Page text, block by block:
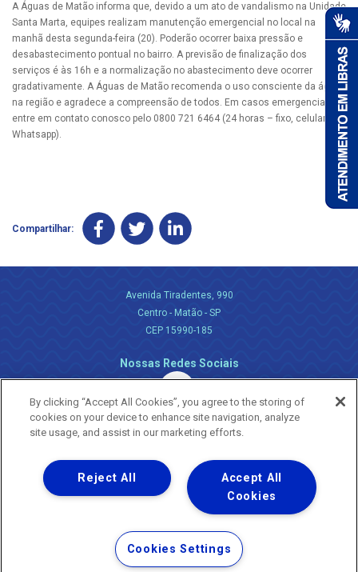
A Águas de Matão informa que, devido a um ato de vandalismo na Unidade
Santa Marta, equipes realizam manutenção emergencial no local na
manhã desta segunda-feira (20). Poderão ocorrer baixa pressão e
desabastecimento pontual no bairro. A previsão de finalização dos
serviços é às 16h e a normalização no abastecimento deve ocorrer
gradativamente. A Águas de Matão recomenda o uso consciente da água
na região e agradece a compreensão de todos. Em casos emergenciais,
entre em contato conosco pelo 0800 721 6464 (24 horas – fixo, celular e
Whatsapp).
Compartilhar:
Avenida Tiradentes, 990
Centro - Matão - SP
CEP 15990-185
Nossas Redes Sociais
Uma empresa
Copyright ® 2026 - Todos os Direitos Reservados.
Nossa natureza movimenta a vida
Termos Gerais de Uso de Sites e Aplicativos
Política de Privacidade e Proteção de Dados
By clicking “Accept All Cookies”, you agree to the storing of
cookies on your device to enhance site navigation, analyze
site usage, and assist in our marketing efforts.
Accept All
Cookies
Reject All
Cookies Settings